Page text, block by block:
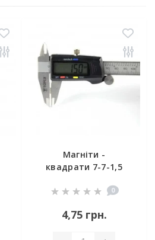
Магніти -
квадрати 7-7-1,5
0
4,75 грн.